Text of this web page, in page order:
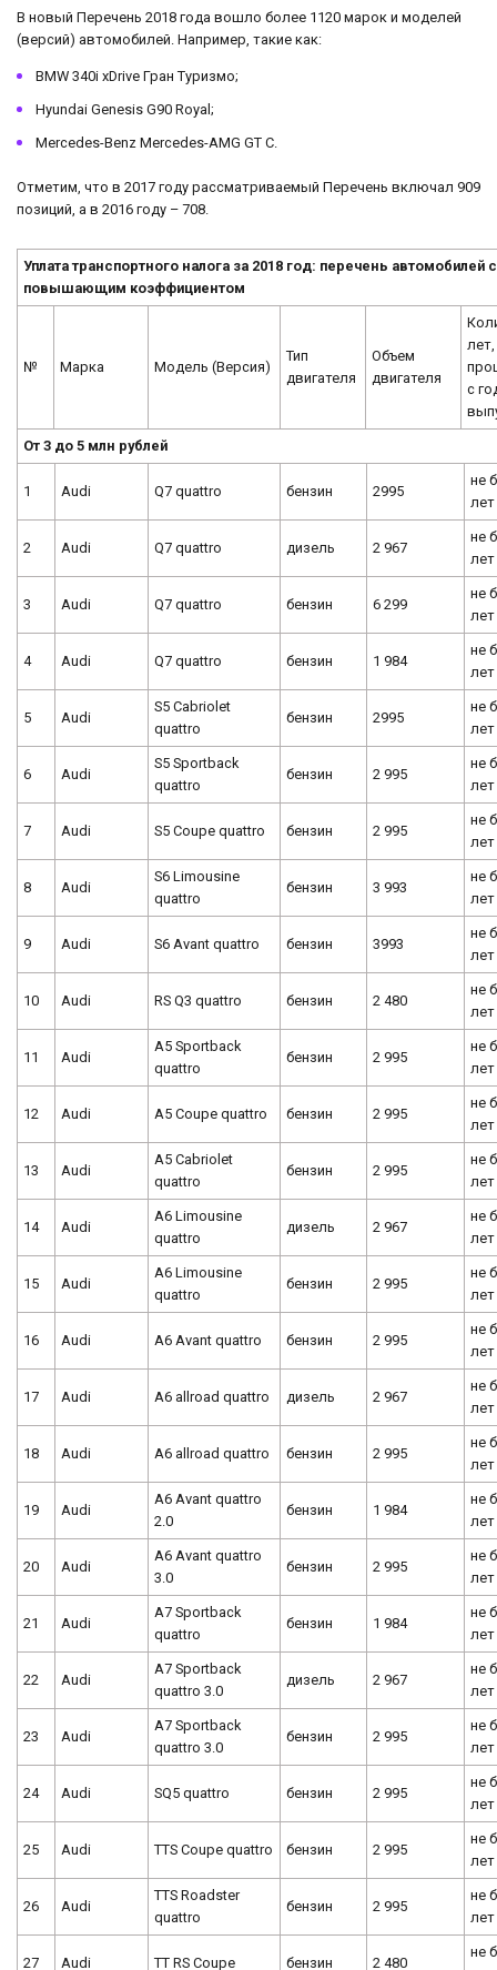
В новый Перечень 2018 года вошло более 1120 марок и моделей
(версий) автомобилей. Например, такие как:
BMW 340i xDrive Гран Туризмо;
Hyundai Genesis G90 Royal;
Mercedes-Benz Mercedes-AMG GT C.
Отметим, что в 2017 году рассматриваемый Перечень включал 909
позиций, а в 2016 году – 708.
Уплата транспортного налога за 2018 год: перечень автомобилей с
повышающим коэффициентом
№ Марка Модель (Версия)
Тип
двигателя
Объем
двигателя
лет,
с
От 3 до 5 млн рублей
1 Audi Q7 quattro бензин 2995
не
лет
2 Audi Q7 quattro дизель 2 967
не
лет
3 Audi Q7 quattro бензин 6 299
не
лет
4 Audi Q7 quattro бензин 1 984
не
лет
5 Audi
S5 Cabriolet
quattro
бензин 2995
не
лет
6 Audi
S5 Sportback
quattro
бензин 2 995
не
лет
7 Audi S5 Coupe quattro бензин 2 995
не
лет
8 Audi
S6 Limousine
quattro
бензин 3 993
не
лет
9 Audi S6 Avant quattro бензин 3993
не
лет
10 Audi RS Q3 quattro бензин 2 480
не
лет
11 Audi
A5 Sportback
quattro
бензин 2 995
не
лет
12 Audi A5 Coupe quattro бензин 2 995
не
лет
13 Audi
A5 Cabriolet
quattro
бензин 2 995
не
лет
14 Audi
A6 Limousine
quattro
дизель 2 967
не
лет
15 Audi
A6 Limousine
quattro
бензин 2 995
не
лет
16 Audi A6 Avant quattro бензин 2 995
не
лет
17 Audi A6 allroad quattro дизель 2 967
не
лет
18 Audi A6 allroad quattro бензин 2 995
не
лет
19 Audi
A6 Avant quattro
2.0
бензин 1 984
не
лет
20 Audi
A6 Avant quattro
3.0
бензин 2 995
не
лет
21 Audi
A7 Sportback
quattro
бензин 1 984
не
лет
22 Audi
A7 Sportback
quattro 3.0
дизель 2 967
не
лет
23 Audi
A7 Sportback
quattro 3.0
бензин 2 995
не
лет
24 Audi SQ5 quattro бензин 2 995
не
лет
25 Audi TTS Coupe quattro бензин 2 995
не
лет
26 Audi
TTS Roadster
quattro
бензин 2 995
не
лет
27 Audi TT RS Coupe бензин 2 480
не